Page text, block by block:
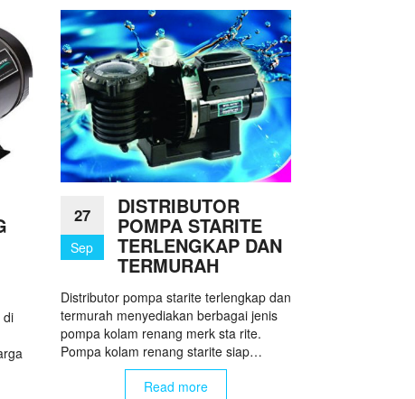
di
27
Sep
DISTRIBUTOR
POMPA STARITE
TERLENGKAP DAN
TERMURAH
Distributor pompa starite terlengkap dan
termurah menyediakan berbagai jenis
pompa kolam renang merk sta rite.
Pompa kolam renang starite siap…
Read more